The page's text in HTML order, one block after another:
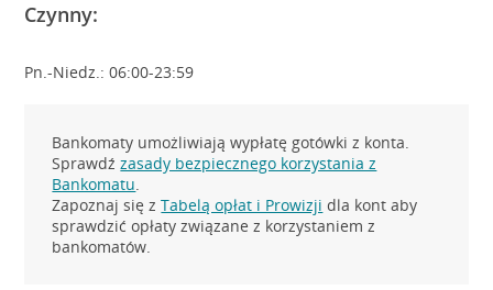
Czynny:
Pn.-Niedz.: 06:00-23:59
Bankomaty umożliwiają wypłatę gotówki z konta.
Sprawdźzasady bezpiecznego korzystania z
Bankomatu.
Zapoznaj się zTabelą opłat i Prowizji dla kont aby
sprawdzić opłaty związane z korzystaniem z
bankomatów.